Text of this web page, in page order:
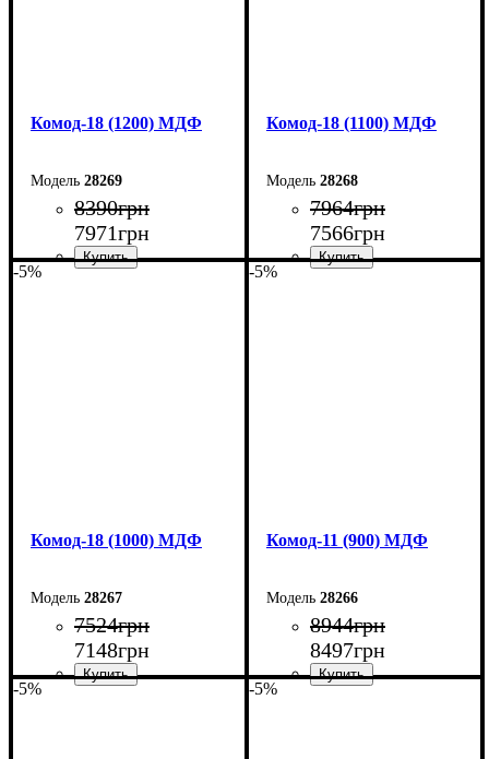
Комод-18 (1200) МДФ
28269
8390грн
7971грн
Комод-18 (1100) МДФ
28268
7964грн
7566грн
-5%
Комод-18 (1000) МДФ
28267
7524грн
7148грн
-5%
Комод-11 (900) МДФ
28266
8944грн
8497грн
-5% -5%